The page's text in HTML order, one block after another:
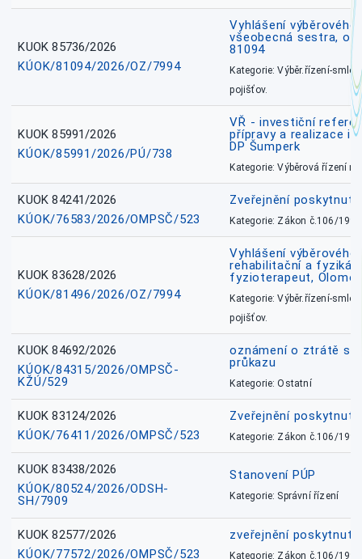
KUOK 85736/2026
KÚOK/81094/2026/OZ/7994
Vyhlášení
všeobecná sestra,
81094
Kategorie: Výběr.řízení-
pojišťov.
KUOK 85991/2026
KÚOK/85991/2026/PÚ/738
VŘ - investiční
přípravy a realizace
DP Šumperk
Kategorie: Výběrová řízení
KUOK 84241/2026
KÚOK/76583/2026/OMPSČ/523
Zveřejnění
Kategorie: Zákon č.106/1999
KUOK 83628/2026
KÚOK/81496/2026/OZ/7994
Vyhlášení
rehabilitační a
fyzioterapeut,
Kategorie: Výběr.řízení-
pojišťov.
KUOK 84692/2026
KÚOK/84315/2026/OMPSČ-
KŽÚ/529
oznámení o ztrátě
průkazu
Kategorie: Ostatní
KUOK 83124/2026
KÚOK/76411/2026/OMPSČ/523
Zveřejnění
Kategorie: Zákon č.106/1999
KUOK 83438/2026
KÚOK/80524/2026/ODSH-
SH/7909
Stanovení PÚP
Kategorie: Správní řízení
KUOK 82577/2026
KÚOK/77572/2026/OMPSČ/523
zveřejnění
Kategorie: Zákon č.106/1999